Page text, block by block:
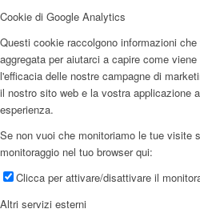
Cookie di Google Analytics
Questi cookie raccolgono informazioni
aggregata per aiutarci a capire come
l'efficacia delle nostre campagne di
il nostro sito web e la vostra applicazione
esperienza.
Se non vuoi che monitoriamo le tue visite
monitoraggio nel tuo browser qui:
Clicca per attivare/disattivare il
Altri servizi esterni